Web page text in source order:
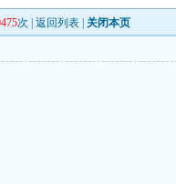
次 |返回列表 关闭本页